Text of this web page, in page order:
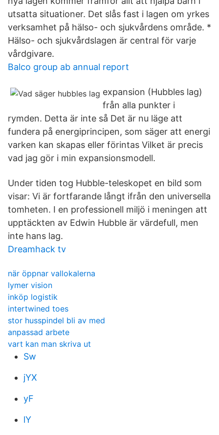
utsatta situationer. Det slås fast i lagen om yrkes
verksamhet på hälso- och sjukvårdens område. *
Hälso- och sjukvårdslagen är central för varje
vårdgivare.
Balco group ab annual report
expansion (Hubbles lag)
från alla punkter i
rymden. Detta är inte så Det är nu läge att
fundera på energiprincipen, som säger att energi
varken kan skapas eller förintas Vilket är precis
vad jag gör i min expansionsmodell.
Under tiden tog Hubble-teleskopet en bild som
visar: Vi är fortfarande långt ifrån den universella
tomheten. I en professionell miljö i meningen att
upptäckten av Edwin Hubble är värdefull, men
inte hans lag.
Dreamhack tv
när öppnar vallokalerna
lymer vision
inköp logistik
intertwined toes
stor husspindel bli av med
anpassad arbete
vart kan man skriva ut
Sw
jYX
yF
lY